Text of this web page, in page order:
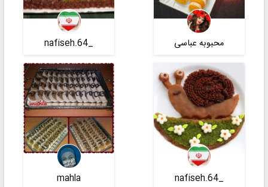
محبوبه عباسی _nafiseh.64
_nafiseh.64
mahla